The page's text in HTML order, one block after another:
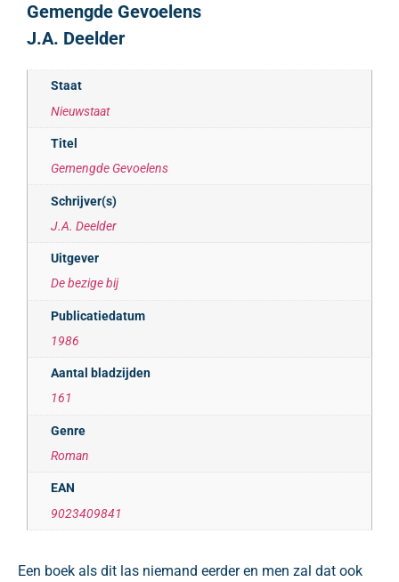
Gemengde Gevoelens
J.A. Deelder
Staat
Nieuwstaat
Titel
Gemengde Gevoelens
Schrijver(s)
J.A. Deelder
Uitgever
De bezige bij
Publicatiedatum
1986
Aantal bladzijden
161
Genre
Roman
EAN
9023409841
Een boek als dit las niemand eerder en men zal dat ook